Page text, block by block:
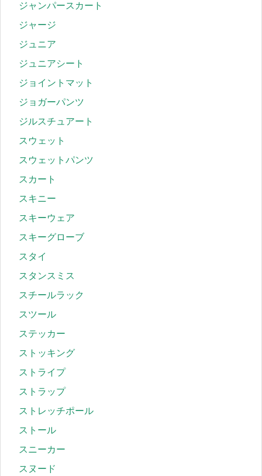
ジャンパースカート
ジャージ
ジュニア
ジュニアシート
ジョイントマット
ジョガーパンツ
ジルスチュアート
スウェット
スウェットパンツ
スカート
スキニー
スキーウェア
スキーグローブ
スタイ
スタンスミス
スチールラック
スツール
ステッカー
ストッキング
ストライプ
ストラップ
ストレッチポール
ストール
スニーカー
スヌード